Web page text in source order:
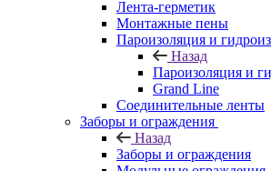
Лента-герметик
Монтажные пены
Пароизоляция и
Назад
Пароизоляция и
Grand Line
Соединительные ленты
Заборы и ограждения
Назад
Заборы и ограждения